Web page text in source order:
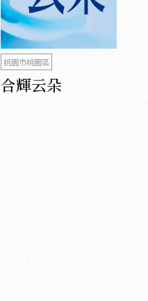
桃園市桃園區
合輝云朵